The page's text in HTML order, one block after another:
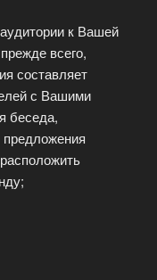
к Вашей
всего,
составляет
с Вашими
беседа,
предложения